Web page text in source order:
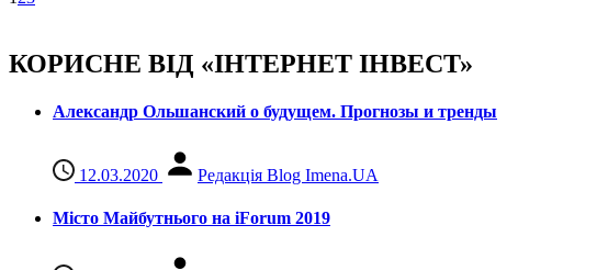
КОРИСНЕ ВІД «ІНТЕРНЕТ ІНВЕСТ»
Александр Ольшанский о будущем. Прогнозы и тренды
12.03.2020 Редакція Blog Imena.UA
Місто Майбутнього на iForum 2019